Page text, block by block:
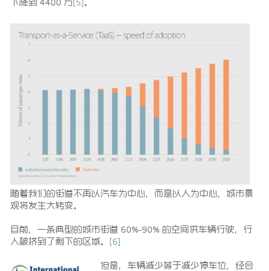
下降到 4400 万 [5]
随着我们的街道不再以汽车为中心，而是以人为中心，城市景
观将发生大转变。
目前，一条典型的城市街道 60%-90% 的空间供车辆行驶，行
人被挤到了剩下的区域。 [6]
但是，车辆减少等于减少停车位，经合